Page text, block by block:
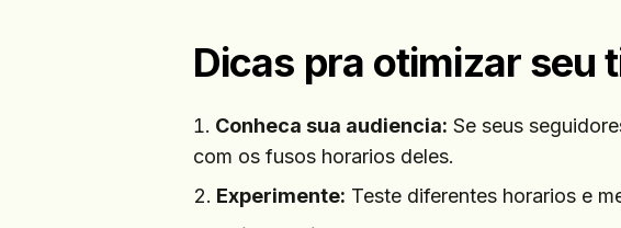
Dicas pra otimizar seu
Conheca sua audiencia: Se seus
com os fusos horarios deles.
Experimente: Teste diferentes horarios e